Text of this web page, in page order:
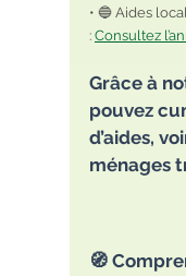
• 🔵 Aides
: Consultez
Grâce à
pouvez
d’aides,
ménages
🧭